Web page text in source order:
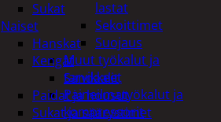
lastat
Sekoittimet
Suojaus
Muut työkalut ja
tarvikkeet
Paineilmatyökalut ja
kompressorit
Sukat
Naiset
Hanskat
Kengät
Sandaalit
Paidat ja housut
Sukat ja säärystimet